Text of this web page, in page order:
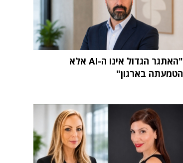
"האתגר הגדול אינו ה-AI אלא
הטמעתה בארגון"